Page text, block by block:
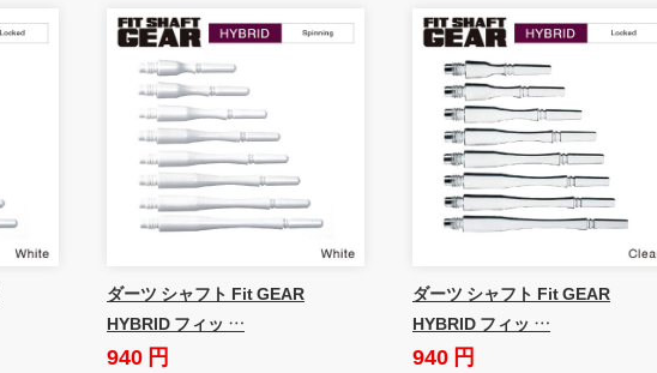
ダーツ シャフト Fit GEAR
HYBRID フィッ …
940 円
ダーツ シャフト Fit GEAR
HYBRID フィッ …
940 円